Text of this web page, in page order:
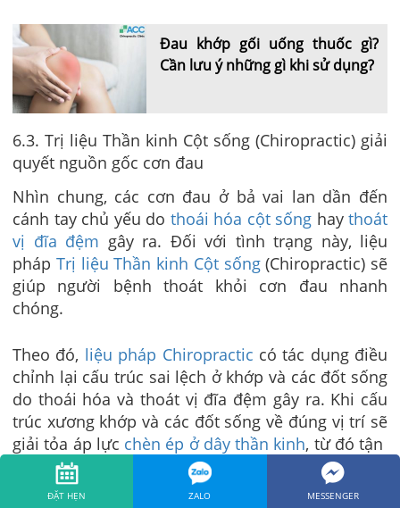
Đau khớp gối uống thuốc gì?
Cần lưu ý những gì khi sử dụng?
6.3. Trị liệu Thần kinh Cột sống (Chiropractic) giải
quyết nguồn gốc cơn đau
Nhìn chung, các cơn đau ở bả vai lan dần đến
cánh tay chủ yếu do thoái hóa cột sống hay thoát
vị đĩa đệm gây ra. Đối với tình trạng này, liệu
pháp Trị liệu Thần kinh Cột sống(Chiropractic) sẽ
giúp người bệnh thoát khỏi cơn đau nhanh
chóng.
Theo đó, liệu pháp Chiropractic có tác dụng điều
chỉnh lại cấu trúc sai lệch ở khớp và các đốt sống
do thoái hóa và thoát vị đĩa đệm gây ra. Khi cấu
trúc xương khớp và các đốt sống về đúng vị trí sẽ
giải tỏa áp lực chèn ép ở dây thần kinh, từ đó tận
cơn đau và kích hoạt quá trình tự chữa lành tổn
thương của cơ thể, người bệnh sẽ hết đau ở
ĐẶT HẸN ZALO MESSENGER